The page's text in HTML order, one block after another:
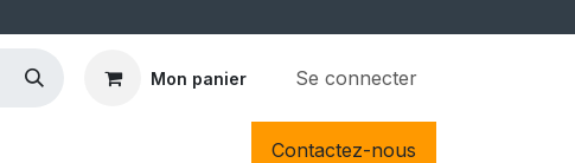
Mon panier Se connecter
Contactez-nous